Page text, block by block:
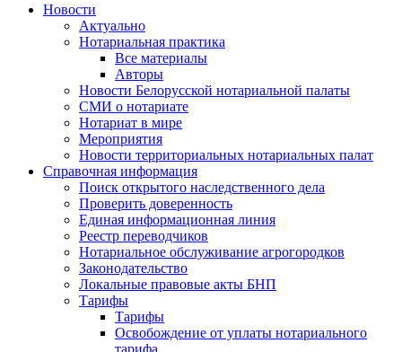
Новости
Актуально
Нотариальная практика
Все материалы
Авторы
Новости Белорусской нотариальной палаты
СМИ о нотариате
Нотариат в мире
Мероприятия
Новости территориальных нотариальных палат
Справочная информация
Поиск открытого наследственного дела
Проверить доверенность
Единая информационная линия
Реестр переводчиков
Нотариальное обслуживание агрогородков
Законодательство
Локальные правовые акты БНП
Тарифы
Тарифы
Освобождение от уплаты нотариального
тарифа